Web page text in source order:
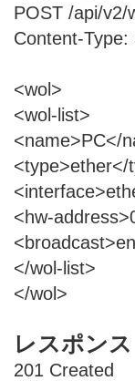
POST /api/v2/
Content-Type:
<wol>
<wol-list>
<name>PC</
<type>ether</
<hw-
</wol-list>
</wol>
レスポンス
201 Created